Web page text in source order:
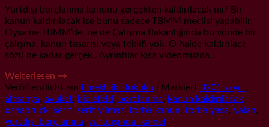
Yurtdışı borçlanma kanunu gerçekten kaldırılacak mı? Bir
kanun kaldırılacak ise bunu sadece TBMM meclisi yapabilir.
Oysa ne TBMM’de ne de Çalışma Bakanlığında bu yönde bir
çalışma, kanun tasarısı veya teklifi yok. O halde kaldırılaca
sözü ne kadar gerçek.. Ayrıntılar kısa videomuzda…
Weiterlesen →
Veröffentlicht am Emeklilik Hukuku Markiert 3201 sayılı,
almanya, avukat, bielefeld, borclanma, kanun kaldırılacak,
osnabrück, şerif, serif yilmaz, torba kanun, torba yasa, yalan,
yurtdışı borçlanma, yurtdışında ikamet